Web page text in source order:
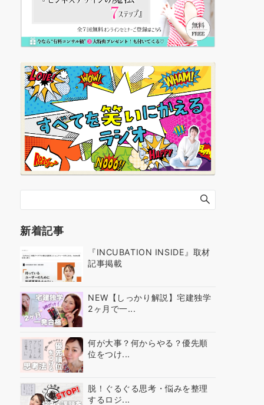
新着記事
『INCUBATION INSIDE』取材
記事掲載
NEW【しっかり解説】宅建独学
2ヶ月で一...
何が大事？何からやる？優先順
位をつけ...
脱！ぐるぐる思考・悩みを整理
するロジ...